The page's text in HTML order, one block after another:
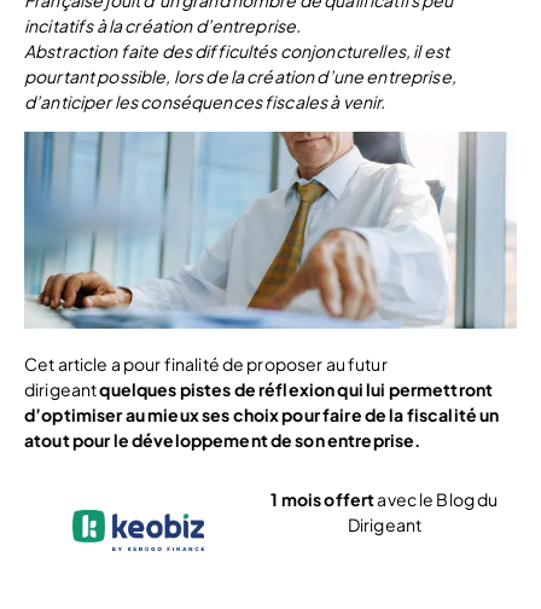
incitatifs à la création d’entreprise.
Abstraction faite des difficultés conjoncturelles, il est
pourtant possible, lors de la création d’une entreprise,
d’anticiper les conséquences fiscales à venir.
Cet article a pour finalité de proposer au futur
dirigeantquelques pistes de réflexion qui lui permettront
d’optimiser au mieux ses choix pour faire de la fiscalité un
atout pour le développement de son entreprise.
1 mois offertavec le Blog du
Dirigeant